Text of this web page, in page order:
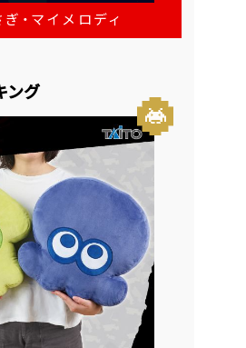
マイメロディ
ング